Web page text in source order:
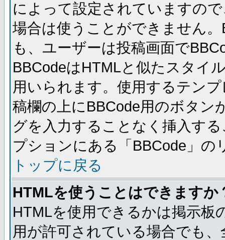
によって設定されていますの
場合は使うことができません
も、ユーザーは投稿画面で
BBCodeはHTMLと似たスタイ
用いられます。使用するテン
稿欄の上にBBCode用のボタン
グを入力することなく挿入す
プションにある「BBCode」
トップに戻る
HTMLを使うことはできますか
HTMLを使用できるかは掲示板
用が許可されている場合でも